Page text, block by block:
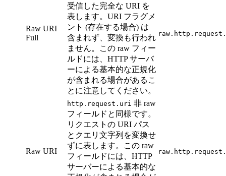
Raw URI
Full
受信した完全な URI を
表します。URI フラグメ
ント (存在する場合) は
含まれず、変換も行われ
ません。この raw フィー
ルドには、HTTP サーバ
ーによる基本的な正規化
が含まれる場合があるこ
とに注意してください。
Raw URI
http.request.uri 非 raw
フィールドと同様です。
リクエストの URI パス
とクエリ文字列を変換せ
ずに表します。この raw
フィールドには、HTTP
サーバーによる基本的な